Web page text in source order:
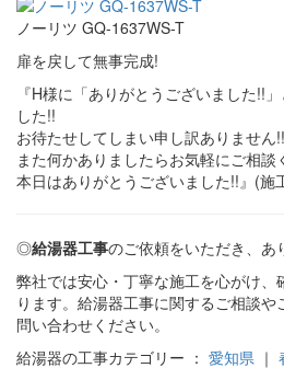
ノーリツ GQ-1637WS-T
扉を戻して無事完成!
『H様に「ありがとうございました!!
した!!
お待たせしてしまい申し訳ありません!!
また何かありましたらお気軽にご相談
本日はありがとうございました!!』(
◎給湯器工事のご依頼をいただき、あ
弊社では安心・丁寧な施工を心がけ、
ります。給湯器工事に関するご相談
問い合わせください。
給湯器の工事カテゴリー ： 愛知県 ｜